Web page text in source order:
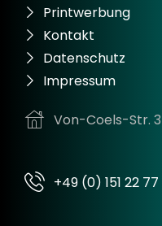
Printwerbung
Kontakt
Datenschutz
Impressum
Von-Coels-Str.
+49 (0) 151 22 77